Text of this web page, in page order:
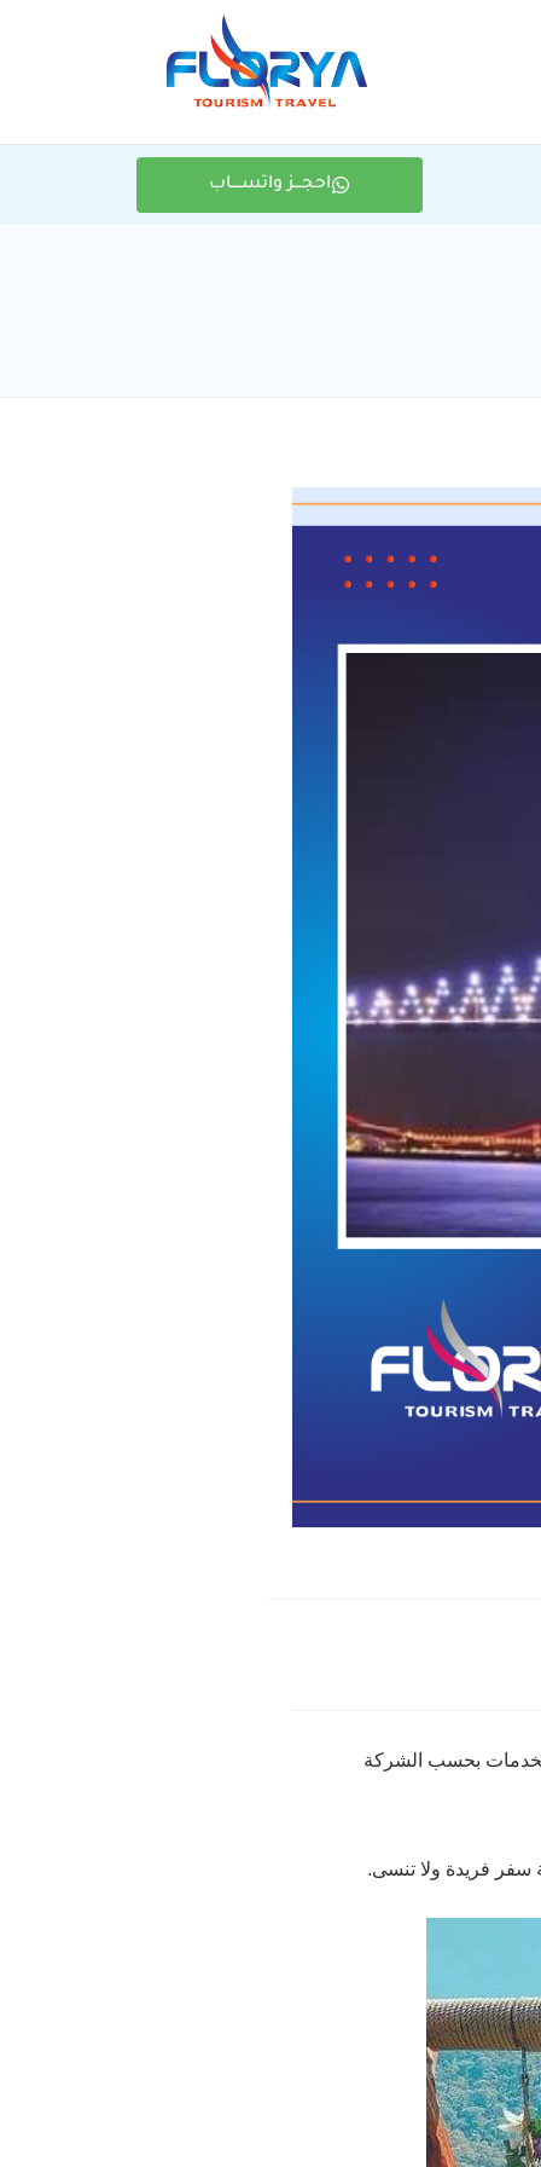
احجـــز واتســــاب
بحسب الشركة
سفر فريدة ولا تنسى.